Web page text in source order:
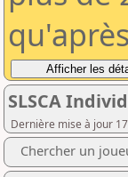
SLSCA
Dernière mise à jour
Chercher un